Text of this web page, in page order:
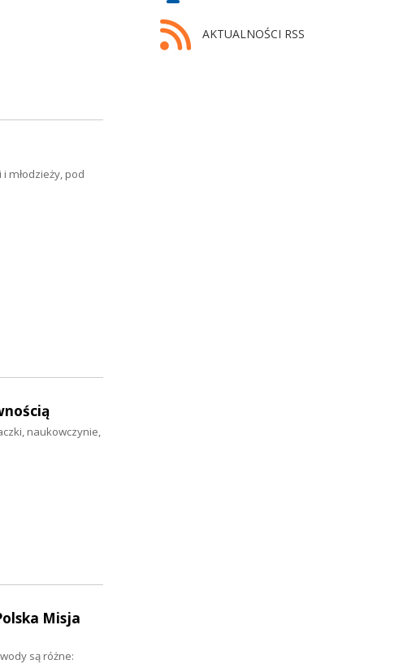
AKTUALNOŚCI RSS
młodzieży, pod
naukowczynie,
Misja
są różne: